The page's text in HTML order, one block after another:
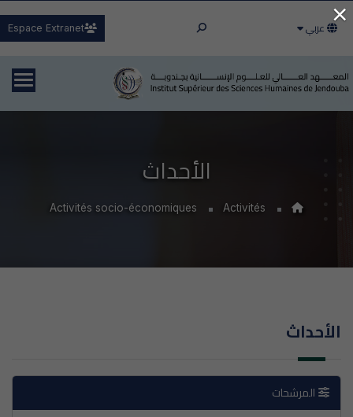
عربي Espace Extranet
الأحداث
Activités
Activités socio-économiques
الأحداث
المرشحات
×